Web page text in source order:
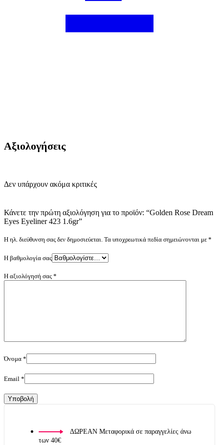
Αξιολογήσεις
Δεν υπάρχουν ακόμα κριτικές
Κάνετε την πρώτη αξιολόγηση για το προϊόν: “Golden Rose Dream
Eyes Eyeliner 423 1.6gr”
Η ηλ. διεύθυνση σας δεν δημοσιεύεται. Τα υποχρεωτικά πεδία σημειώνονται με *
Η βαθμολογία σας
Η αξιολόγησή σας *
Όνομα *
Email *
ΔΩΡΕΑΝ Μεταφορικά σε παραγγελίες άνω
των 40€